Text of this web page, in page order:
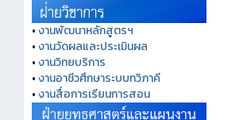
•งานพัฒนาหลักสูตรฯ
•งานวัดผลและประเมินผล
•งานวิทยบริการ
•งานอาชีวศึกษาระบบทวิภาคี
•งานสื่อการเรียนการสอน